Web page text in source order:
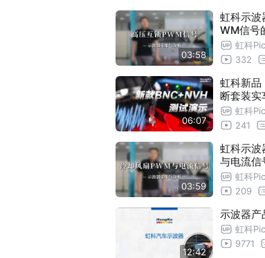
03:58
虹科示波器学堂
WM信号
虹科
332
06:07
虹科新
断套装实
虹科
241
03:59
虹科示
与电流信
虹科
209
12:42
示波器产
虹科
9771